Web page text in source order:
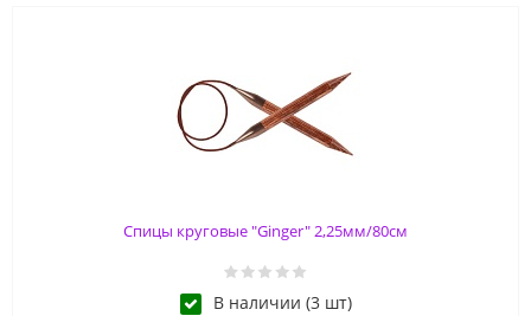
Спицы круговые "Ginger" 2,25мм/80см
В наличии (3 шт)